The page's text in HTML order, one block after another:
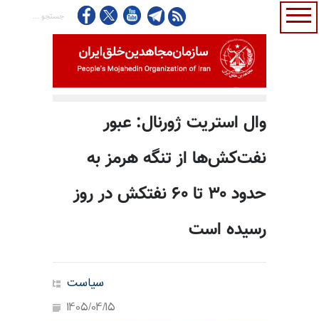
وال استریت ژورنال: عبور
نفت‌کش‌ها از تنگه هرمز به
حدود ۳۰ تا ۶۰ نفتکش در روز
رسیده است
سیاست
1405/04/15